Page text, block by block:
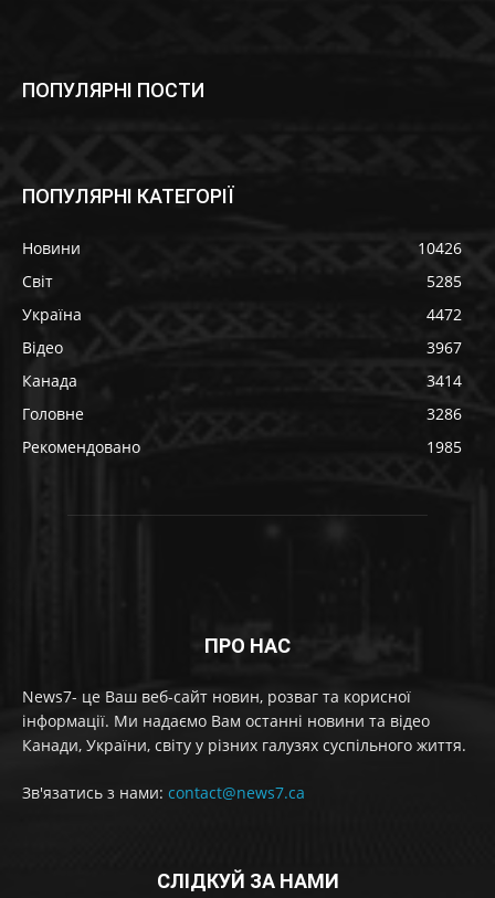
ПОПУЛЯРНІ ПОСТИ
ПОПУЛЯРНІ КАТЕГОРІЇ
Новини
10426
Світ
5285
Україна
4472
Відео
3967
Канада
3414
Головне
3286
Рекомендовано
1985
ПРО НАС
News7- це Ваш веб-сайт новин, розваг та корисної
інформації. Ми надаємо Вам останні новини та відео
Канади, України, світу у різних галузях суспільного життя.
Зв'язатись з нами: contact@news7.ca
СЛІДКУЙ ЗА НАМИ